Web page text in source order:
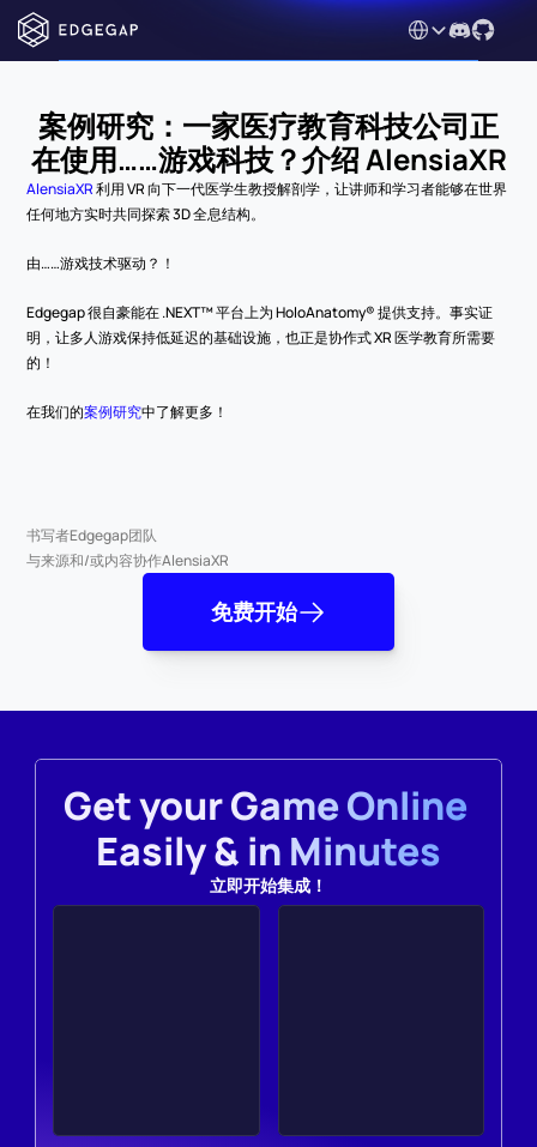
Select Language
案例研究：一家医疗教育科技公司正
在使用……游戏科技？介绍 AlensiaXR
AlensiaXR 利用 VR 向下一代医学生教授解剖学，让讲师和学习者能够在世界
任何地方实时共同探索 3D 全息结构。
由……游戏技术驱动？！
Edgegap 很自豪能在 .NEXT™ 平台上为 HoloAnatomy® 提供支持。事实证
明，让多人游戏保持低延迟的基础设施，也正是协作式 XR 医学教育所需要
的！
在我们的案例研究中了解更多！
书写者Edgegap团队
与来源和/或内容协作AlensiaXR
免费开始
Get your Game Online
Easily & in Minutes
立即开始集成！